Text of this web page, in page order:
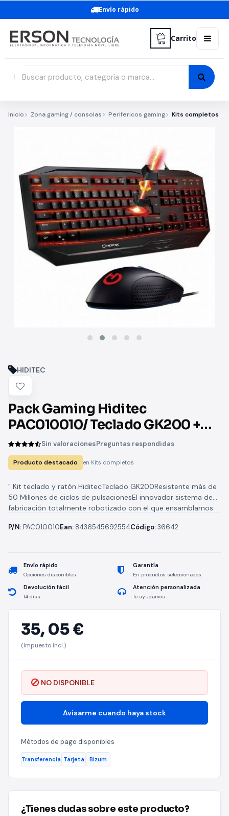
Envío rápido
Carrito
Inicio Zona gaming / consolas Perifericos gaming Kits completos
HIDITEC
Pack Gaming Hiditec
PAC010010/ Teclado GK200 +
Ratón ESUS
Sin valoracionesPreguntas respondidas
Producto destacado en Kits completos
" Kit teclado y ratón HiditecTeclado GK200Resistente más de
50 Millones de ciclos de pulsacionesEl innovador sistema de
fabricación totalmente robotizado con el que ensamblamos
P/N:PAC010010Ean: 8436545692554Código:36642
Envío rápido
Opciones disponibles
Garantía
En productos seleccionados
Devolución fácil
14 días
Atención personalizada
Te ayudamos
35, 05 €
(Impuesto incl.)
NO DISPONIBLE
Avisarme cuando haya stock
Métodos de pago disponibles
Transferencia Tarjeta Bizum
¿Tienes dudas sobre este producto?